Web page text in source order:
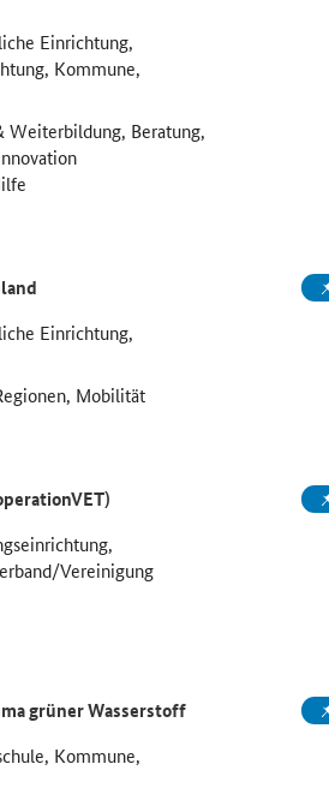
Einrichtung,
Kommune,
Weiterbildung, Beratung,
Einrichtung,
Mobilität
Vereinigung
grüner Wasserstoff
Kommune,